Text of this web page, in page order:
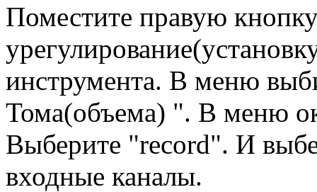
Поместите правую
инструмента. В меню
Тома(объема) ". В меню
Выберите "record". И
входные каналы.